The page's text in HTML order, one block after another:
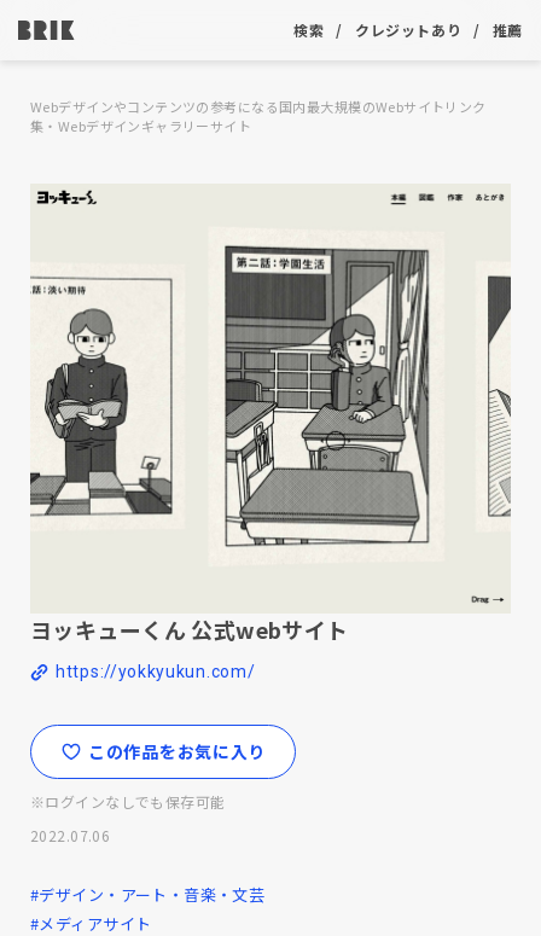
検索 クレジットあり 推薦
Webデザインやコンテンツの参考になる国内最大規模のWebサイトリンク
集・Webデザインギャラリーサイト
ヨッキューくん 公式webサイト
https://yokkyukun.com/
この作品をお気に入り
※ログインなしでも保存可能
2022.07.06
#デザイン・アート・音楽・文芸
#メディアサイト